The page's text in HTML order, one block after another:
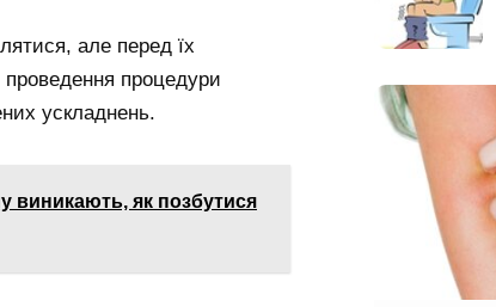
але перед їх
процедури
ускладнень.
виникають, як позбутися